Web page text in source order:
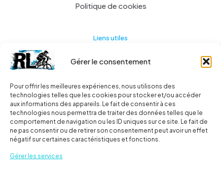
Gérer le consentement
Pour offrir les meilleures expériences, nous utilisons des
technologies telles que les cookies pour stocker et/ou accéder
aux informations des appareils. Le fait de consentir à ces
technologies nous permettra de traiter des données telles que le
comportement de navigation ou les ID uniques sur ce site. Le fait de
ne pas consentir ou de retirer son consentement peut avoir un effet
négatif sur certaines caractéristiques et fonctions.
Gérer les services
Politique de cookies
Liens utiles
Actualités
Contact
Ma liste